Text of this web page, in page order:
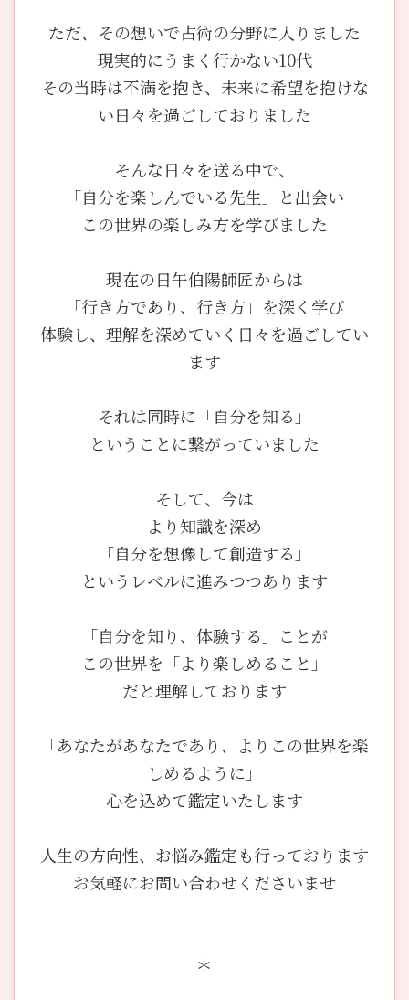
ただ、その想いで占術の分野に入りました
現実的にうまく行かない10代
その当時は不満を抱き、未来に希望を抱けな
い日々を過ごしておりました
そんな日々を送る中で、
「自分を楽しんでいる先生」と出会い
この世界の楽しみ方を学びました
現在の日午伯陽師匠からは
「行き方であり、行き方」を深く学び
体験し、理解を深めていく日々を過ごしてい
ます
それは同時に「自分を知る」
ということに繋がっていました
そして、今は
より知識を深め
「自分を想像して創造する」
というレベルに進みつつあります
「自分を知り、体験する」ことが
この世界を「より楽しめること」
だと理解しております
「あなたがあなたであり、よりこの世界を楽
しめるように」
心を込めて鑑定いたします
人生の方向性、お悩み鑑定も行っております
お気軽にお問い合わせくださいませ
＊